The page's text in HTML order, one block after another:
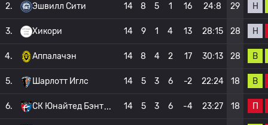
2. Эшвилл Сити 14 8 5 1 16 24:8 29 Н
3. Хикори 14 9 1 4 13 28:15 28 Н
4. Аппалачэн 14 8 4 2 17 30:13 28 В
5. Шарлотт Иглс 14 5 3 6 -2 22:24 18 В
6. СК Юнайтед Бэнт 14 5 3 6 -4 23:27 18 П